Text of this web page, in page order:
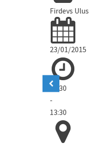
Firdevs Ulus
23/01/2015
13:30
-
13:30